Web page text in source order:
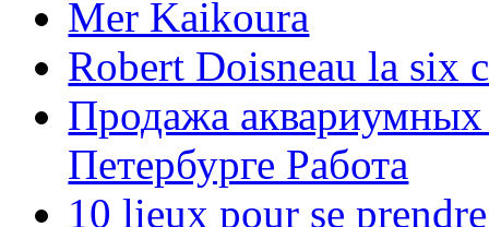
Mer Kaikoura
Robert Doisneau la six
Продажа аквариумных
Петербурге Работа
10 lieux pour se